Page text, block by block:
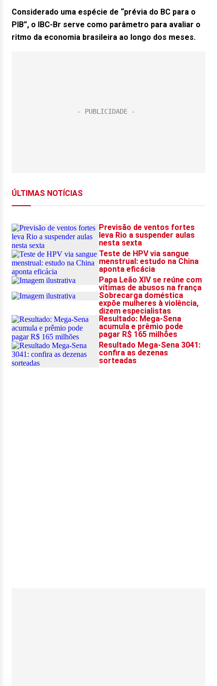
Considerado uma espécie de “prévia do BC para o
PIB”, o IBC-Br serve como parâmetro para avaliar o
ritmo da economia brasileira ao longo dos meses.